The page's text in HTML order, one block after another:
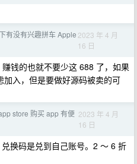
有没有兴趣拼车 Apple 2023 年 4 月
16 日
钱的也就不要少这 688 了，如果
入，但是要做好源码被卖的可
store 购买 app 有便 2023 年 4 月
16 日
换码是兑到自己账号。2 ～ 6 折